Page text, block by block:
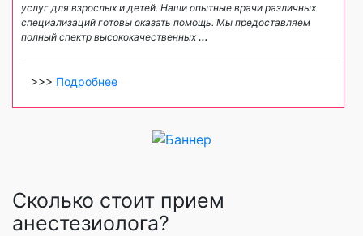
услуг для взрослых и детей. Наши опытные врачи различных
специализаций готовы оказать помощь. Мы предоставляем
полный спектр высококачественных...
>>> Подробнее
Сколько стоит прием
анестезиолога?